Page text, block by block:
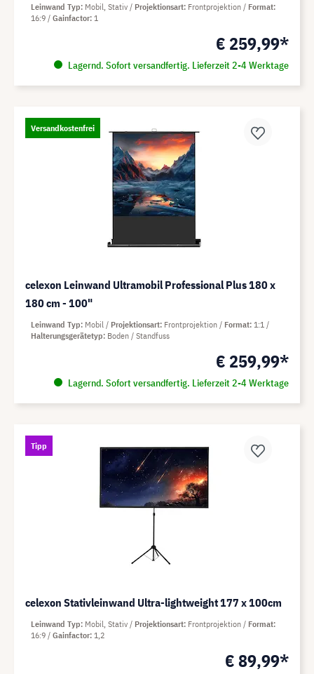
€ 259,99*
Lagernd. Sofort versandfertig. Lieferzeit 2-4 Werktage
Leinwand Typ Mobil, Stativ Projektionsart Frontprojektion
Format
16:9
Gainfactor 1
Versandkostenfrei
celexon Leinwand Ultramobil Professional Plus 180 x
180 cm - 100"
€ 259,99*
Lagernd. Sofort versandfertig. Lieferzeit 2-4 Werktage
Leinwand Typ Mobil Projektionsart Frontprojektion Format 1:1
Halterungsgerätetyp Boden / Standfuss
Tipp
celexon Stativleinwand Ultra-lightweight 177 x 100cm
€ 89,99*
Leinwand Typ Mobil, Stativ Projektionsart Frontprojektion
Format
16:9
Gainfactor 1,2